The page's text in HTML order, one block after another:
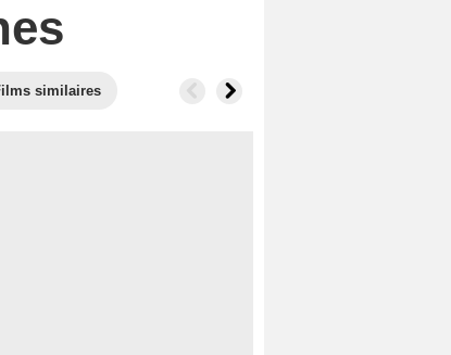
similaires